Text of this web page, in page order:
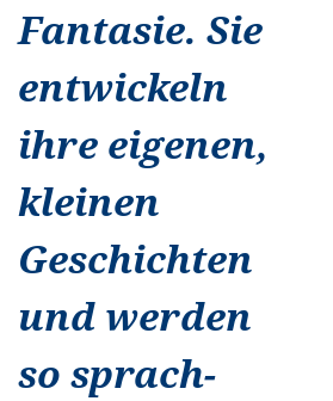
Fantasie. Sie
entwickeln
ihre eigenen,
kleinen
Geschichten
und werden
so sprach-